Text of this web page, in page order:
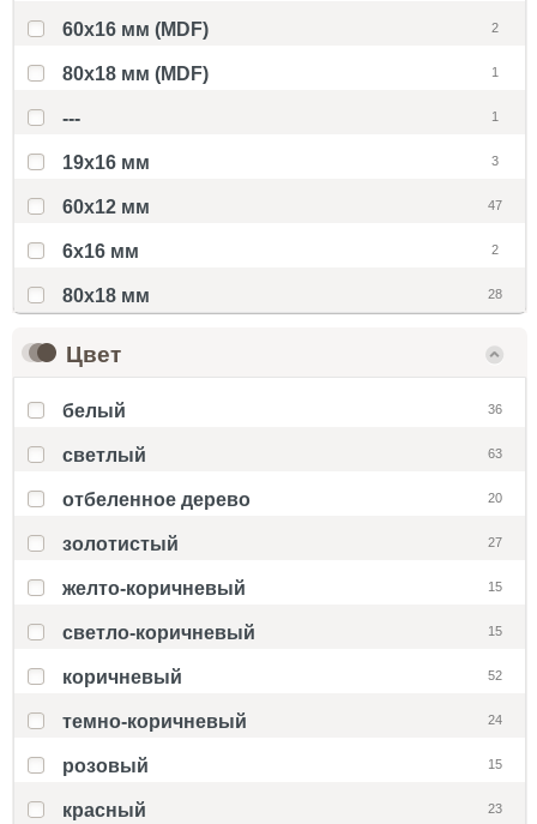
60x16 мм (MDF) 2
80x18 мм (MDF) 1
--- 1
19х16 мм 3
60x12 мм 47
6x16 мм 2
80х18 мм 28
Цвет
белый 36
светлый 63
отбеленное дерево 20
золотистый 27
желто-коричневый 15
светло-коричневый 15
коричневый 52
темно-коричневый 24
розовый 15
красный 23